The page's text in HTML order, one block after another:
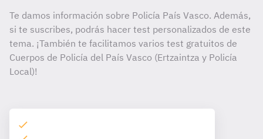
Te damos información sobre Policía País Vasco. Además,
si te suscribes, podrás hacer test personalizados de este
tema. ¡También te facilitamos varios test gratuitos de
Cuerpos de Policía del País Vasco (Ertzaintza y Policía
Local)!